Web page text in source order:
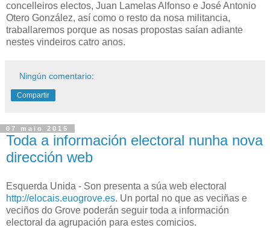
concelleiros electos, Juan Lamelas Alfonso e José Antonio
Otero González, así como o resto da nosa militancia,
traballaremos porque as nosas propostas saían adiante
nestes vindeiros catro anos.
Ningún comentario:
Compartir
07 maio 2015
Toda a información electoral nunha nova
dirección web
Esquerda Unida - Son presenta a súa web electoral
http://elocais.euogrove.es. Un portal no que as veciñas e
veciños do Grove poderán seguir toda a información
electoral da agrupación para estes comicios.